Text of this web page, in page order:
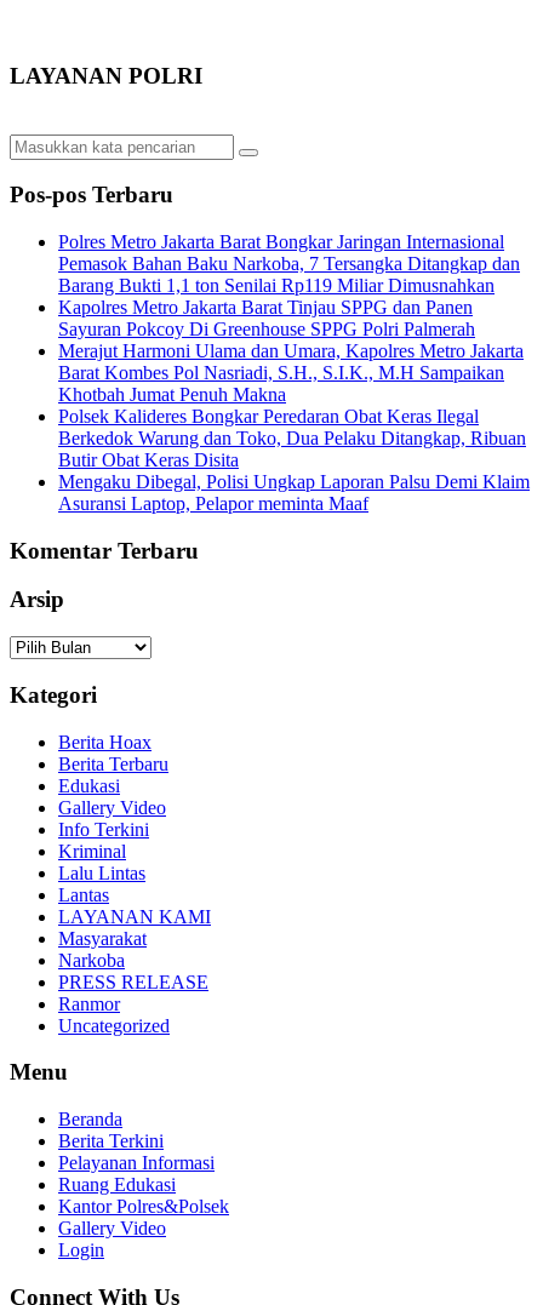
LAYANAN POLRI
Pos-pos Terbaru
Polres Metro Jakarta Barat Bongkar Jaringan Internasional
Pemasok Bahan Baku Narkoba, 7 Tersangka Ditangkap dan
Barang Bukti 1,1 ton Senilai Rp119 Miliar Dimusnahkan
Kapolres Metro Jakarta Barat Tinjau SPPG dan Panen
Sayuran Pokcoy Di Greenhouse SPPG Polri Palmerah
Merajut Harmoni Ulama dan Umara, Kapolres Metro Jakarta
Barat Kombes Pol Nasriadi, S.H., S.I.K., M.H Sampaikan
Khotbah Jumat Penuh Makna
Polsek Kalideres Bongkar Peredaran Obat Keras Ilegal
Berkedok Warung dan Toko, Dua Pelaku Ditangkap, Ribuan
Butir Obat Keras Disita
Mengaku Dibegal, Polisi Ungkap Laporan Palsu Demi Klaim
Asuransi Laptop, Pelapor meminta Maaf
Komentar Terbaru
Arsip
Arsip
Kategori
Berita Hoax
Berita Terbaru
Edukasi
Gallery Video
Info Terkini
Kriminal
Lalu Lintas
Lantas
LAYANAN KAMI
Masyarakat
Narkoba
PRESS RELEASE
Ranmor
Uncategorized
Menu
Beranda
Berita Terkini
Pelayanan Informasi
Ruang Edukasi
Kantor Polres&Polsek
Gallery Video
Login
Connect With Us